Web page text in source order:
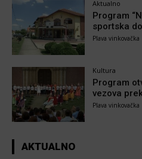
Aktualno
Program
sportska
Plava vinkovačka
Kultura
Program
vezova
Plava vinkovačka
AKTUALNO